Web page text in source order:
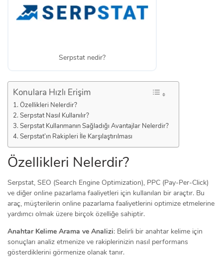
Serpstat nedir?
Konulara Hızlı Erişim
Özellikleri Nelerdir?
Serpstat Nasıl Kullanılır?
Serpstat Kullanmanın Sağladığı Avantajlar Nelerdir?
Serpstat’ın Rakipleri İle Karşılaştırılması
Özellikleri Nelerdir?
Serpstat, SEO (Search Engine Optimization), PPC (Pay-Per-Click)
ve diğer online pazarlama faaliyetleri için kullanılan bir araçtır. Bu
araç, müşterilerin online pazarlama faaliyetlerini optimize etmelerine
yardımcı olmak üzere birçok özelliğe sahiptir.
Anahtar Kelime Arama ve Analizi: Belirli bir anahtar kelime için
sonuçları analiz etmenize ve rakiplerinizin nasıl performans
gösterdiklerini görmenize olanak tanır.